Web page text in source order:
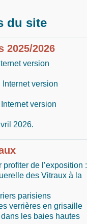
du site
2025/2026
version
version
version
2026.
de l’exposition :
des Vitraux à la
parisiens
verrières en grisaille
les baies hautes